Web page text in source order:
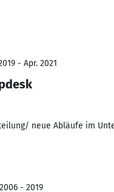
- Apr. 2021
neue Abläufe im
- 2019